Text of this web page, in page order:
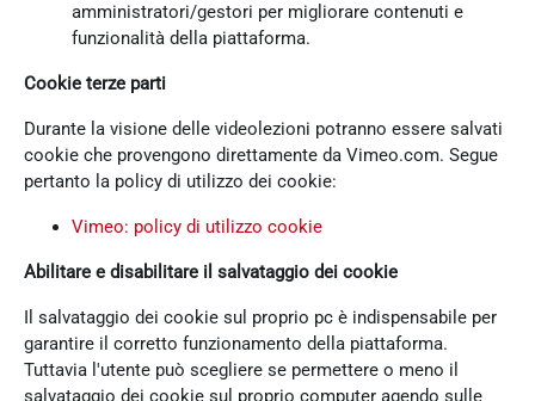
amministratori/gestori per migliorare contenuti e
funzionalità della piattaforma.
Cookie terze parti
Durante la visione delle videolezioni potranno essere salvati
cookie che provengono direttamente da Vimeo.com. Segue
pertanto la policy di utilizzo dei cookie:
Vimeo: policy di utilizzo cookie
Abilitare e disabilitare il salvataggio dei cookie
Il salvataggio dei cookie sul proprio pc è indispensabile per
garantire il corretto funzionamento della piattaforma.
Tuttavia l'utente può scegliere se permettere o meno il
salvataggio dei cookie sul proprio computer agendo sulle